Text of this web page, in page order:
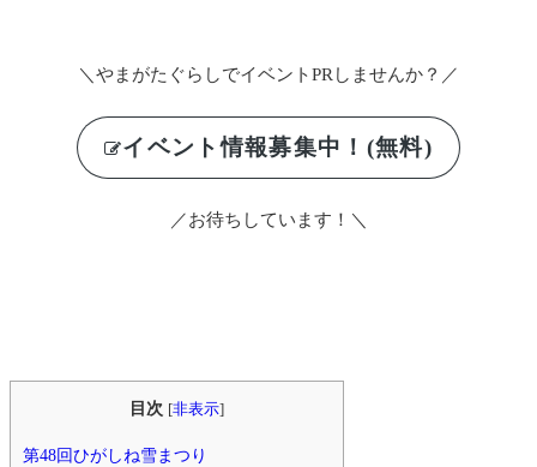
＼やまがたぐらしでイベントPRしませんか？／
イベント情報募集中！(無料)
／お待ちしています！＼
目次 [非表示]
第48回ひがしね雪まつり